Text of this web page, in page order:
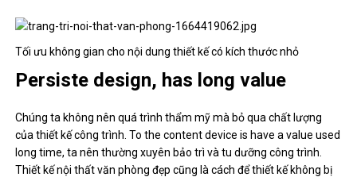
Tối ưu không gian cho nội dung thiết kế có kích thước nhỏ
Persiste design, has long value
Chúng ta không nên quá trình thẩm mỹ mà bỏ qua chất lượng
của thiết kế công trình. To the content device is have a value used
long time, ta nên thường xuyên bảo trì và tu dưỡng công trình.
Thiết kế nội thất văn phòng đẹp cũng là cách để thiết kế không bị